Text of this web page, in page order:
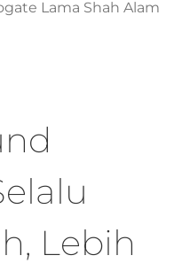
Lama Shah Alam
Lebih